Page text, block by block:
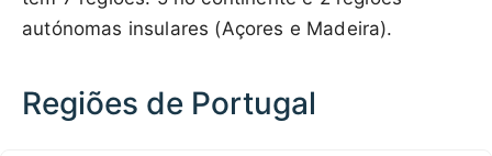
autónomas insulares (Açores e Madeira).
Regiões de Portugal